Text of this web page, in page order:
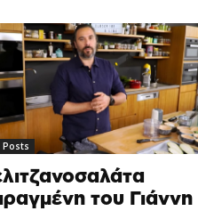
Posts
του Γιάννη